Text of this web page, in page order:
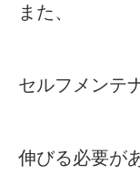
また、
セルフメンテ
伸びる必要が